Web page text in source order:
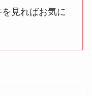
見ればお気に